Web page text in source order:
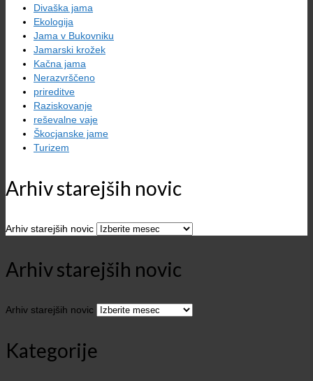
Divaška jama
Ekologija
Jama v Bukovniku
Jamarski krožek
Kačna jama
Nerazvrščeno
prireditve
Raziskovanje
reševalne vaje
Škocjanske jame
Turizem
Arhiv starejših novic
Arhiv starejših novic
Arhiv starejših novic
Arhiv starejših novic
Kategorije